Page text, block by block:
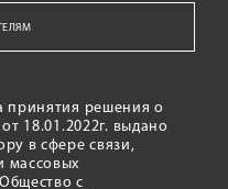
принятия решения о
18.01.2022г. выдано
в сфере связи,
массовых
с